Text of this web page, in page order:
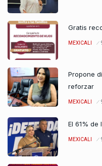
Gratis
MEXICALI
Propone
reforzar
MEXICALI
El 61%
MEXICALI